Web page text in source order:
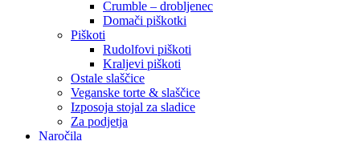
Crumble – drobljenec
Domači piškotki
Piškoti
Rudolfovi piškoti
Kraljevi piškoti
Ostale slaščice
Veganske torte & slaščice
Izposoja stojal za sladice
Za podjetja
Naročila